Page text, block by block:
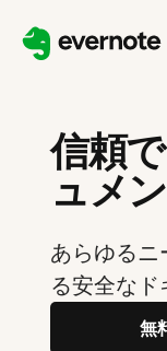
信頼
ュメ
あらゆるニ
る安全な
無